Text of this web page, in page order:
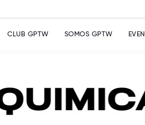
CLUB GPTW SOMOS GPTW